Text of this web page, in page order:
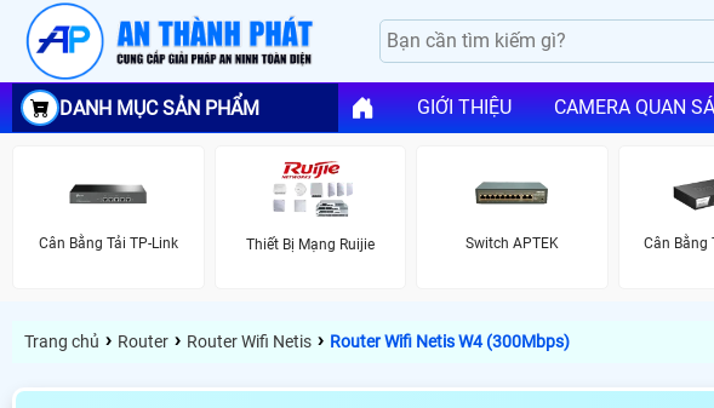
DANH MỤC SẢN PHẨM GIỚI THIỆU CAMERA QUAN
Cân Bằng Tải TP-Link Thiết Bị Mạng Ruijie Switch APTEK Cân Bằng
Trang chủ › Router › Router Wifi Netis › Router Wifi Netis W4 (300Mbps)